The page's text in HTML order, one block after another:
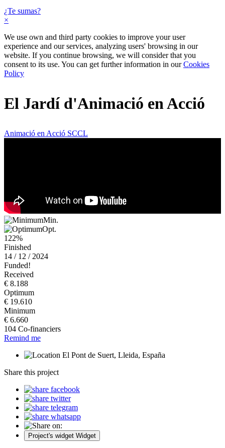
¿Te sumas?
×
We use own and third party cookies to improve your user
experience and our services, analyzing users' browsing in our
website. If you continue browsing, we will consider that you
consent to its use. You can get further information in ourCookies
Policy
El Jardí d'Animació en Acció
Animació en Acció SCCL
Min.
Opt.
122%
Finished
14 / 12 / 2024
Funded!
Received
€ 8.188
Optimum
€ 19.610
Minimum
€ 6.660
104 Co-financiers
Remind me
El Pont de Suert, Lleida, España
Share this project
Project's widget Widget